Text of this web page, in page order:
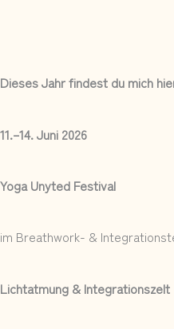
Dieses Jahr findest du mich
11.–14. Juni 2026
Yoga Unyted Festival
im Breathwork- &
Lichtatmung & Integrationszelt